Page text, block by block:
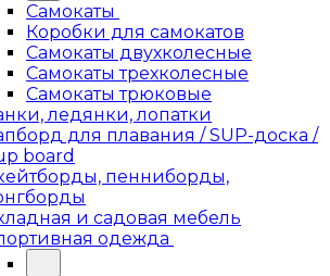
Самокаты
Коробки для самокатов
Самокаты двухколесные
Самокаты трехколесные
Самокаты трюковые
ледянки, лопатки
для плавания / SUP-доска /
board
пенниборды,
и садовая мебель
одежда